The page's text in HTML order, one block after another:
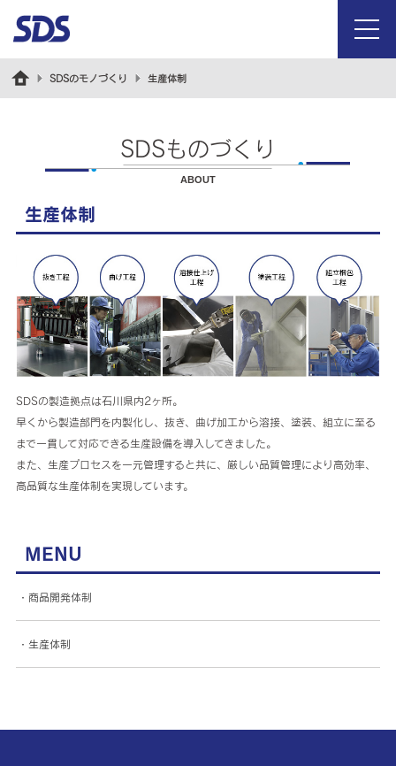
menu
SDSのモノづくり 生産体制
SDSものづくり
ABOUT
生産体制
SDSの製造拠点は石川県内2ヶ所。
早くから製造部門を内製化し、抜き、曲げ加工から溶接、塗装、組立に至る
まで一貫して対応できる生産設備を導入してきました。
また、生産プロセスを一元管理すると共に、厳しい品質管理により高効率、
高品質な生産体制を実現しています。
MENU
・商品開発体制
・生産体制